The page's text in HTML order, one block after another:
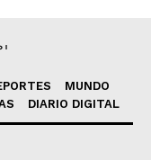
MUNDO
DIARIO DIGITAL